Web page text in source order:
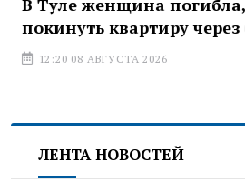
В Туле женщина погибла,
покинуть квартиру через
12:20 08 АВГУСТА 2026
ЛЕНТА НОВОСТЕЙ